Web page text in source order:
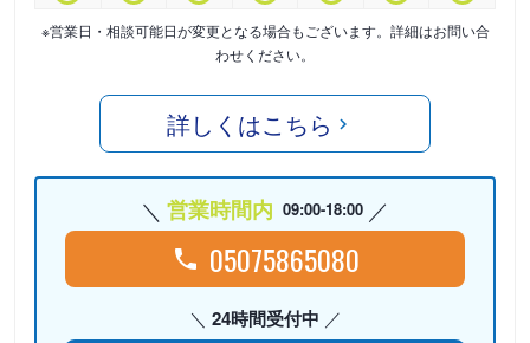
※営業日・相談可能日が変更となる場合もございます。詳細はお問い合
わせください。
詳しくはこちら
営業時間内 09:00-18:00
05075865080
24時間受付中